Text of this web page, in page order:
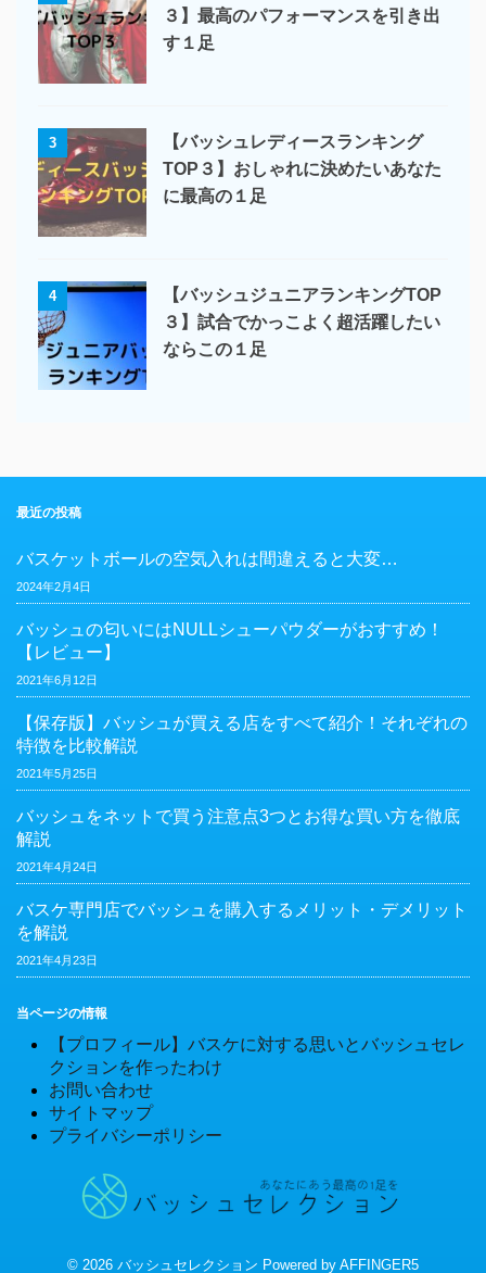
３】最高のパフォーマンスを引き出
す１足
3
【バッシュレディースランキング
TOP３】おしゃれに決めたいあなた
に最高の１足
4
【バッシュジュニアランキングTOP
３】試合でかっこよく超活躍したい
ならこの１足
最近の投稿
バスケットボールの空気入れは間違えると大変…
2024年2月4日
バッシュの匂いにはNULLシューパウダーがおすすめ！
【レビュー】
2021年6月12日
【保存版】バッシュが買える店をすべて紹介！それぞれの
特徴を比較解説
2021年5月25日
バッシュをネットで買う注意点3つとお得な買い方を徹底
解説
2021年4月24日
バスケ専門店でバッシュを購入するメリット・デメリット
を解説
2021年4月23日
当ページの情報
【プロフィール】バスケに対する思いとバッシュセレ
クションを作ったわけ
お問い合わせ
サイトマップ
プライバシーポリシー
© 2026 バッシュセレクション Powered by AFFINGER5